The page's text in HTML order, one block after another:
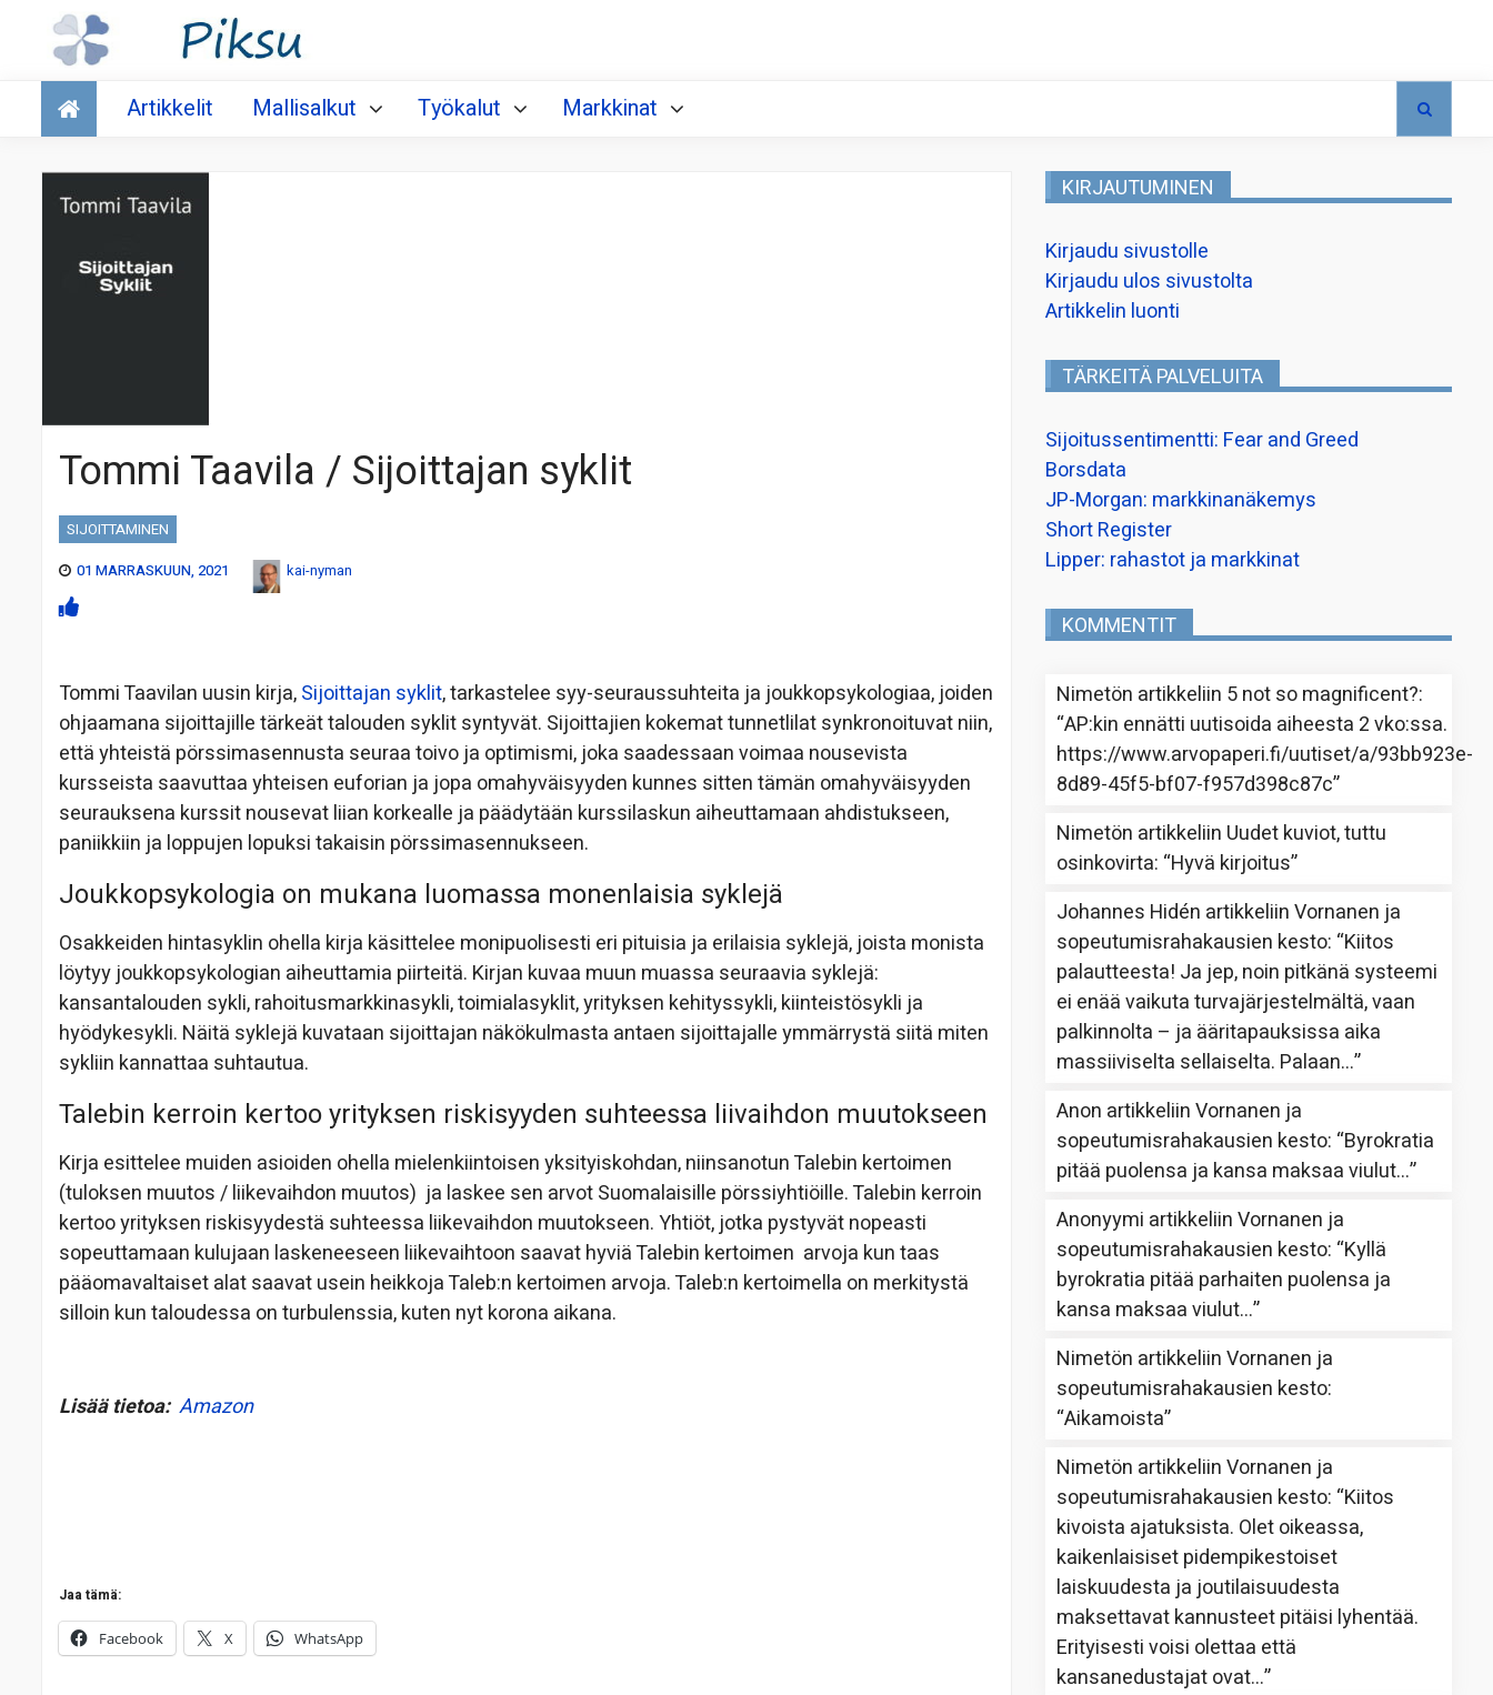
Talous
Artikkelit Mallisalkut Työkalut Markkinat
Tommi Taavila / Sijoittajan syklit
SIJOITTAMINEN
01 MARRASKUUN, 2021
kai-nyman
Tommi Taavilan uusin kirja,Sijoittajan syklit, tarkastelee syy-seuraussuhteita ja joukkopsykologiaa, joiden
ohjaamana sijoittajille tärkeät talouden syklit syntyvät. Sijoittajien kokemat tunnetlilat synkronoituvat niin,
että yhteistä pörssimasennusta seuraa toivo ja optimismi, joka saadessaan voimaa nousevista
kursseista saavuttaa yhteisen euforian ja jopa omahyväisyyden kunnes sitten tämän omahyväisyyden
seurauksena kurssit nousevat liian korkealle ja päädytään kurssilaskun aiheuttamaan ahdistukseen,
paniikkiin ja loppujen lopuksi takaisin pörssimasennukseen.
Joukkopsykologia on mukana luomassa monenlaisia syklejä
Osakkeiden hintasyklin ohella kirja käsittelee monipuolisesti eri pituisia ja erilaisia syklejä, joista monista
löytyy joukkopsykologian aiheuttamia piirteitä. Kirjan kuvaa muun muassa seuraavia syklejä:
kansantalouden sykli, rahoitusmarkkinasykli, toimialasyklit, yrityksen kehityssykli, kiinteistösykli ja
hyödykesykli. Näitä syklejä kuvataan sijoittajan näkökulmasta antaen sijoittajalle ymmärrystä siitä miten
sykliin kannattaa suhtautua.
Talebin kerroin kertoo yrityksen riskisyyden suhteessa liivaihdon muutokseen
Kirja esittelee muiden asioiden ohella mielenkiintoisen yksityiskohdan, niinsanotun Talebin kertoimen
(tuloksen muutos / liikevaihdon muutos) ja laskee sen arvot Suomalaisille pörssiyhtiöille. Talebin kerroin
kertoo yrityksen riskisyydestä suhteessa liikevaihdon muutokseen. Yhtiöt, jotka pystyvät nopeasti
sopeuttamaan kulujaan laskeneeseen liikevaihtoon saavat hyviä Talebin kertoimen arvoja kun taas
pääomavaltaiset alat saavat usein heikkoja Taleb:n kertoimen arvoja. Taleb:n kertoimella on merkitystä
silloin kun taloudessa on turbulenssia, kuten nyt korona aikana.
Lisää tietoa: Amazon
Jaa tämä:
Facebook X WhatsApp
KIRJAUTUMINEN
Kirjaudu sivustolle
Kirjaudu ulos sivustolta
Artikkelin luonti
TÄRKEITÄ PALVELUITA
Sijoitussentimentti: Fear and Greed
Borsdata
JP-Morgan: markkinanäkemys
Short Register
Lipper: rahastot ja markkinat
KOMMENTIT
Nimetön artikkeliin 5 not so magnificent?:
“AP:kin ennätti uutisoida aiheesta 2 vko:ssa.
https://www.arvopaperi.fi/uutiset/a/93bb923e-
8d89-45f5-bf07-f957d398c87c”
Nimetön artikkeliin Uudet kuviot, tuttu
osinkovirta: “Hyvä kirjoitus”
Johannes Hidén artikkeliinVornanen ja
sopeutumisrahakausien kesto: “Kiitos
palautteesta! Ja jep, noin pitkänä systeemi
ei enää vaikuta turvajärjestelmältä, vaan
palkinnolta – ja ääritapauksissa aika
massiiviselta sellaiselta. Palaan…”
Anon artikkeliinVornanen ja
sopeutumisrahakausien kesto: “Byrokratia
pitää puolensa ja kansa maksaa viulut…”
Anonyymi artikkeliinVornanen ja
sopeutumisrahakausien kesto: “Kyllä
byrokratia pitää parhaiten puolensa ja
kansa maksaa viulut…”
Nimetön artikkeliinVornanen ja
sopeutumisrahakausien kesto:
“Aikamoista”
Nimetön artikkeliinVornanen ja
sopeutumisrahakausien kesto: “Kiitos
kivoista ajatuksista. Olet oikeassa,
kaikenlaisiset pidempikestoiset
laiskuudesta ja joutilaisuudesta
maksettavat kannusteet pitäisi lyhentää.
Erityisesti voisi olettaa että
kansanedustajat ovat…”